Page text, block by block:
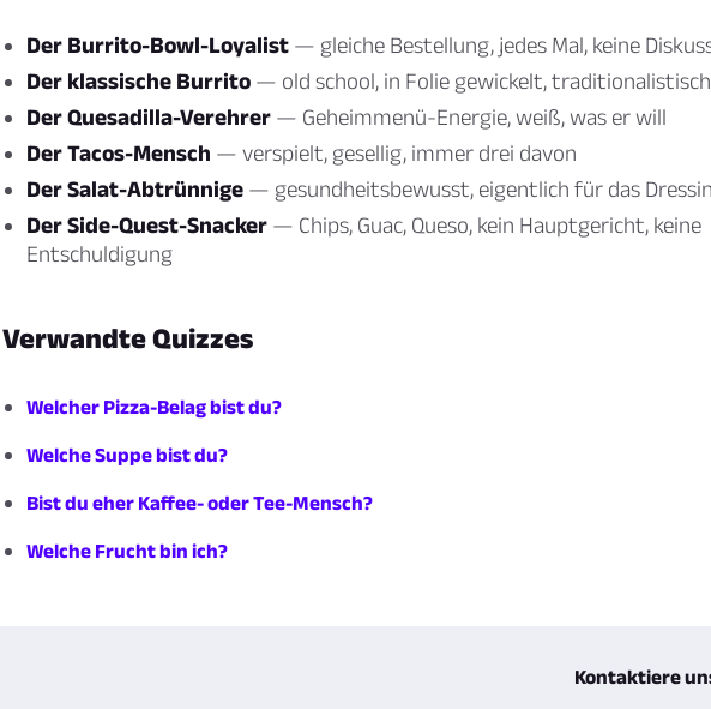
Der Burrito-Bowl-Loyalist — gleiche Bestellung, jedes Mal, keine
Der klassische Burrito — old school, in Folie gewickelt, traditionalistisch
Der Quesadilla-Verehrer — Geheimmenü-Energie, weiß, was er will
Der Tacos-Mensch — verspielt, gesellig, immer drei davon
Der Salat-Abtrünnige — gesundheitsbewusst, eigentlich für das
Der Side-Quest-Snacker — Chips, Guac, Queso, kein Hauptgericht, keine
Entschuldigung
Verwandte Quizzes
Welcher Pizza-Belag bist du?
Welche Suppe bist du?
Bist du eher Kaffee- oder Tee-Mensch?
Welche Frucht bin ich?
Kontaktiere